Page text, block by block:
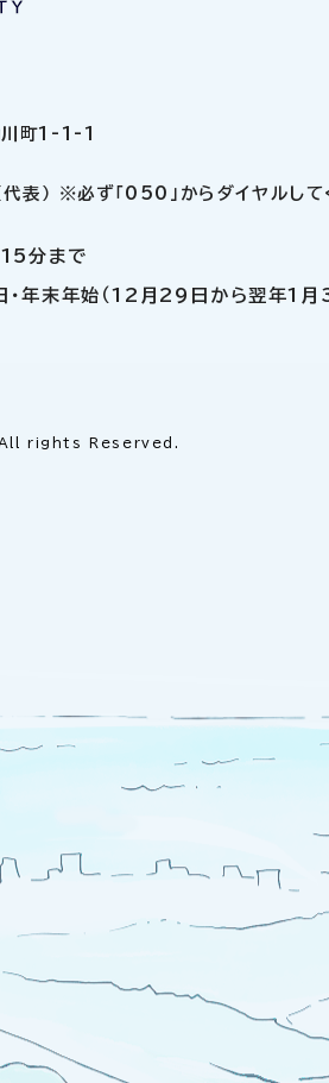
町1-1-1
※必ず「050」からダイヤルして
分まで
・年末年始（12月29日から翌年1月
rights Reserved.